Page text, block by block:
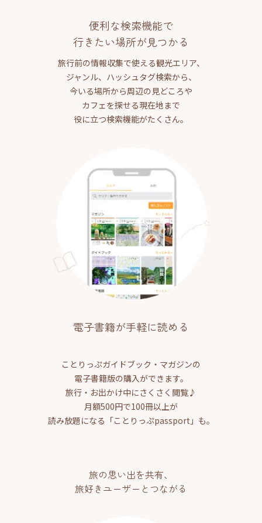
便利な検索機能で
行きたい場所が見つかる
旅行前の情報収集で使える観光エリア、
ジャンル、ハッシュタグ検索から、
今いる場所から周辺の見どころや
カフェを探せる現在地まで
役に立つ検索機能がたくさん。
電子書籍が手軽に読める
ことりっぷガイドブック・マガジンの
電子書籍版の購入ができます。
旅行・お出かけ中にさくさく閲覧♪
月額500円で100冊以上が
読み放題になる「ことりっぷpassport」も。
旅の思い出を共有、
旅好きユーザーとつながる